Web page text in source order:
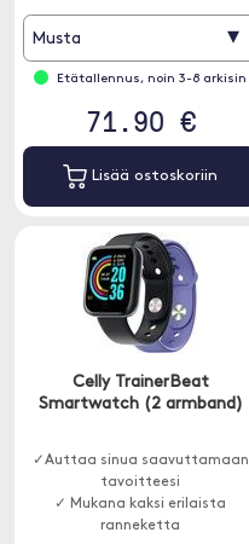
Musta ▾
Etätallennus, noin 3-8 arkisin
71.90 €
Lisää ostoskoriin
Celly TrainerBeat
Smartwatch (2 armband)
✓Auttaa sinua saavuttamaan
tavoitteesi
✓ Mukana kaksi erilaista
ranneketta